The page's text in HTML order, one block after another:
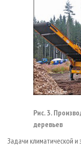
Рис. 3.
деревьев
Задачи климатической и